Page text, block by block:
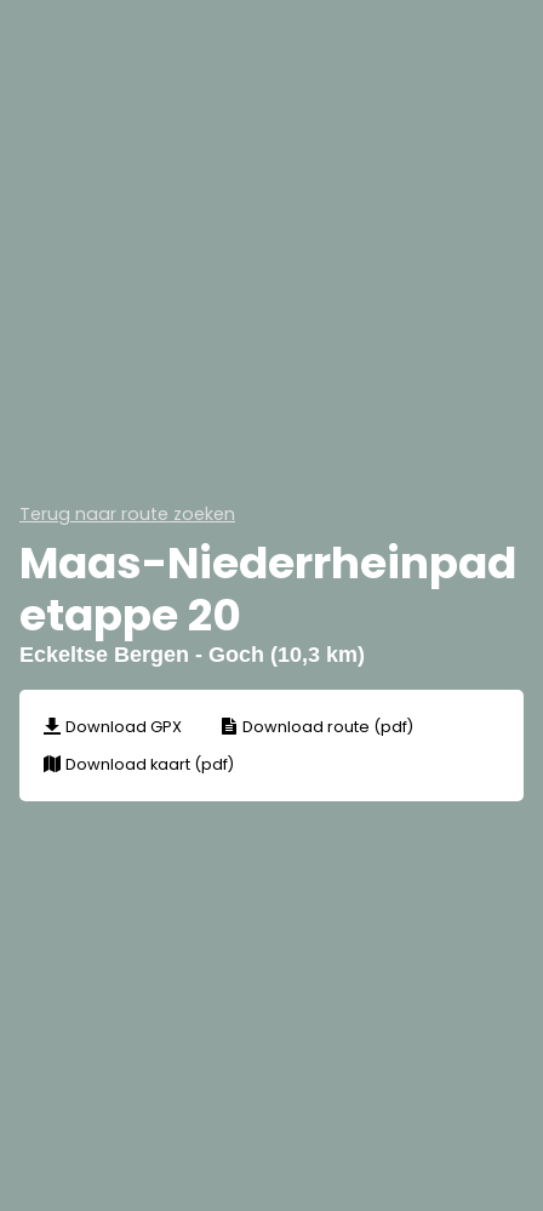
Terug naar route zoeken
Maas-Niederrheinpad
etappe 20
Eckeltse Bergen - Goch (10,3 km)
Download GPX
Download route (pdf)
Download kaart (pdf)